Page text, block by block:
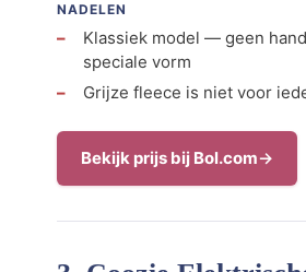
NADELEN
Klassiek model — geen
speciale vorm
Grijze fleece is niet voor
Bekijk prijs bij Bol.com